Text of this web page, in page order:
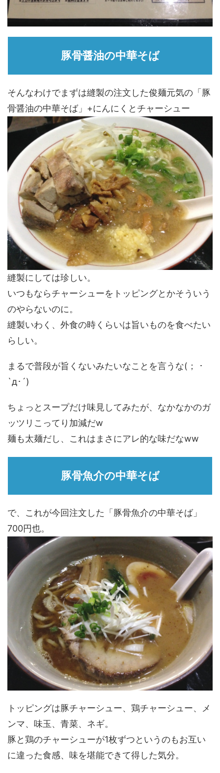
豚骨醤油の中華そば
そんなわけでまずは縫製の注文した俊麺元気の「豚
骨醤油の中華そば」+にんにくとチャーシュー
縫製にしては珍しい。
いつもならチャーシューをトッピングとかそういう
のやらないのに。
縫製いわく、外食の時くらいは旨いものを食べたい
らしい。
まるで普段が旨くないみたいなことを言うな(； ･
`д･´)
ちょっとスープだけ味見してみたが、なかなかのガ
ッツリこってり加減だw
麺も太麺だし、これはまさにアレ的な味だなww
豚骨魚介の中華そば
で、これが今回注文した「豚骨魚介の中華そば」
700円也。
トッピングは豚チャーシュー、鶏チャーシュー、メ
ンマ、味玉、青菜、ネギ。
豚と鶏のチャーシューが1枚ずつというのもお互い
に違った食感、味を堪能できて得した気分。